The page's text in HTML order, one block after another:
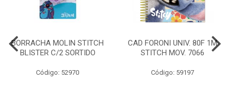
BORRACHA MOLIN STITCH
BLISTER C/2 SORTIDO
Código: 52970
CAD FORONI UNIV. 80F 1M
STITCH MOV. 7066
Código: 59197